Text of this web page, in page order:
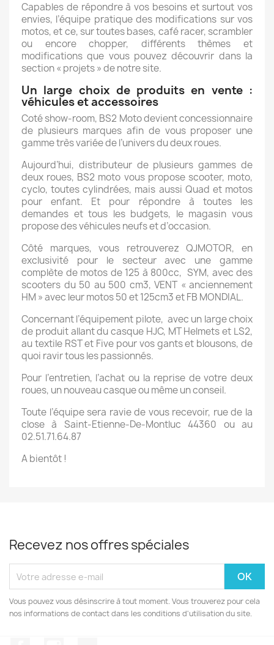
Capables de répondre à vos besoins et surtout vos
envies, l’équipe pratique des modifications sur vos
motos, et ce, sur toutes bases, café racer, scrambler
ou encore chopper, différents thèmes et
modifications que vous pouvez découvrir dans la
section« projets »de notre site.
Un large choix de produits en vente :
véhicules et accessoires
Coté show-room, BS2 Moto devient concessionnaire
de plusieurs marques afin de vous proposer une
gamme très variée de l’univers du deux roues.
Aujourd’hui, distributeur de plusieurs gammes de
deux roues, BS2 moto vous propose scooter, moto,
cyclo, toutes cylindrées, mais aussi Quad et motos
pour enfant. Et pour répondre à toutes les
demandes et tous les budgets, le magasin vous
propose des véhicules neufs et d’occasion.
Côté marques, vous retrouverez QJMOTOR, en
exclusivité pour le secteur avec une gamme
complète de motos de 125 à 800cc, SYM, avec des
scooters du 50 au 500 cm3, VENT « anciennement
HM » avec leur motos 50 et 125cm3 et FB MONDIAL.
Concernant l’équipement pilote, avec un large choix
de produit allant du casque HJC, MT Helmets et LS2,
au textile RST et Five pour vos gants et blousons, de
quoi ravir tous les passionnés.
Pour l’entretien, l’achat ou la reprise de votre deux
roues, un nouveau casque ou même un conseil.
Toute l’équipe sera ravie de vous recevoir, rue de la
close à Saint-Etienne-De-Montluc 44360 ou au
02.51.71.64.87
A bientôt !
Recevez nos offres spéciales
Vous pouvez vous désinscrire à tout moment. Vous trouverez pour cela
nos informations de contact dans les conditions d'utilisation du site.